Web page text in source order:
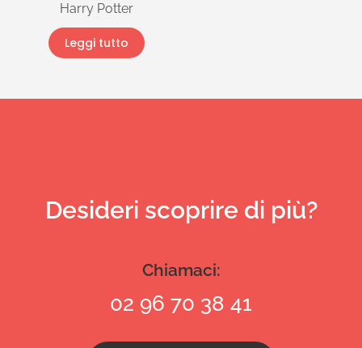
Harry Potter
Leggi tutto
Desideri scoprire di più?
Chiamaci:
02 96 70 38 41